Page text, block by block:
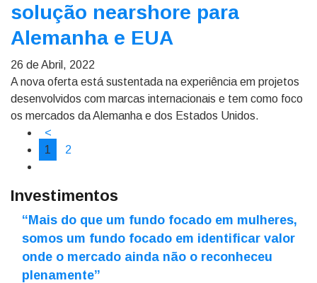
solução nearshore para
Alemanha e EUA
26 de Abril, 2022
A nova oferta está sustentada na experiência em projetos
desenvolvidos com marcas internacionais e tem como foco
os mercados da Alemanha e dos Estados Unidos.
<
1
2
Investimentos
“Mais do que um fundo focado em mulheres,
somos um fundo focado em identificar valor
onde o mercado ainda não o reconheceu
plenamente”